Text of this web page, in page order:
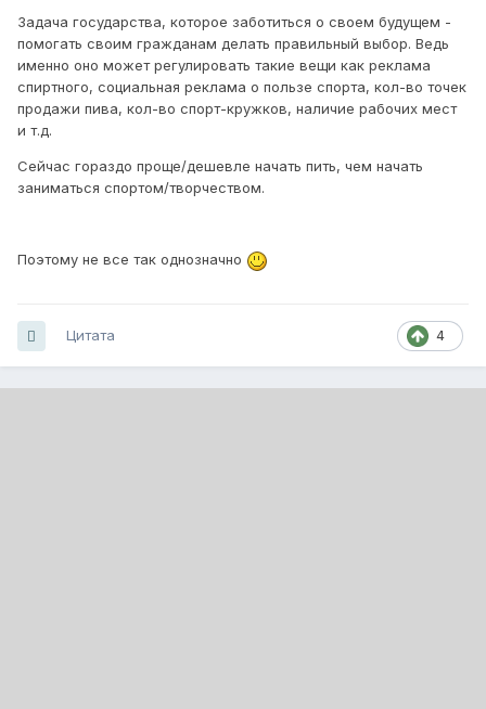
Задача государства, которое заботиться о своем будущем -
помогать своим гражданам делать правильный выбор. Ведь
именно оно может регулировать такие вещи как реклама
спиртного, социальная реклама о пользе спорта, кол-во точек
продажи пива, кол-во спорт-кружков, наличие рабочих мест
и т.д.
Сейчас гораздо проще/дешевле начать пить, чем начать
заниматься спортом/творчеством.
Поэтому не все так однозначно
4
Цитата